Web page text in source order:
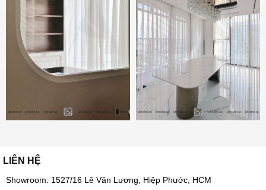
LIÊN HỆ
Showroom: 1527/16 Lê Văn Lương, Hiệp Phước, HCM